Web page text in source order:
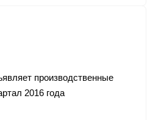
производственные
2016 года